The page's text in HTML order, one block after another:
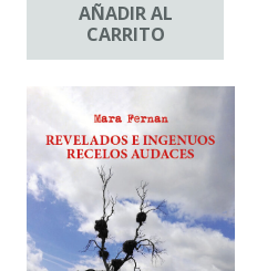
AÑADIR AL
CARRITO